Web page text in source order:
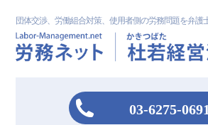
団体交渉、労働組合対策、使用者側の労務問題を弁護
03-6275-0691